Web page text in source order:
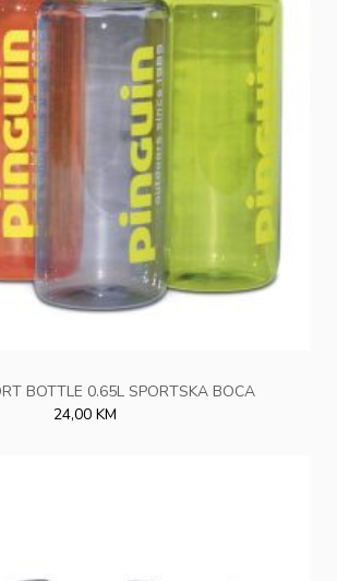
BOTTLE 0.65L SPORTSKA BOCA
24,00 KM